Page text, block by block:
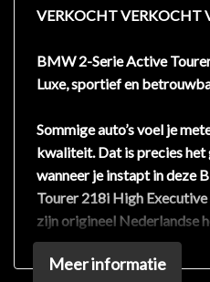
VERKOCHT VERKOCHT
BMW 2-Serie Active
Luxe, sportief en
Sommige auto’s voel je
kwaliteit. Dat is precies
wanneer je instapt in deze
Tourer 218i High
zijn origineel Nederlandse
een kilometerstand van
dat deze auto met zorg is
Meer informatie